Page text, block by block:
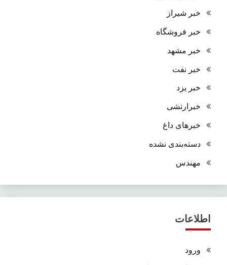
خبر شیراز
خبر فروشگاه
خبر مشهد
خبر نفت
خبر یزد
خبرارتشی
خبرهای داغ
دسته‌بندی نشده
مهندس
اطلاعات
ورود